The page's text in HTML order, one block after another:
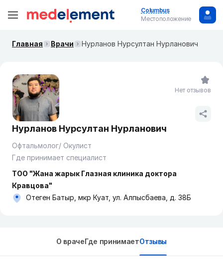
Columbus
Местоположение
Главная Врачи Нурланов Нурсултан Нурланович
Нурланов Нурсултан Нурланович
Офтальмолог/ Окулист
Где принимает специалист
ТОО "Жана жарык Глазная клиника доктора
Кравцова"
Отеген Батыр, мкр Куат, ул. Алпысбаева, д. 38Б
Нет отзывов
О врачеГде принимаетОтзывы